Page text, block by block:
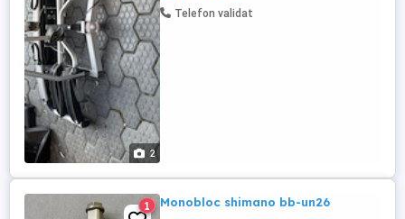
2
Telefon validat
1 Monobloc shimano bb-un26